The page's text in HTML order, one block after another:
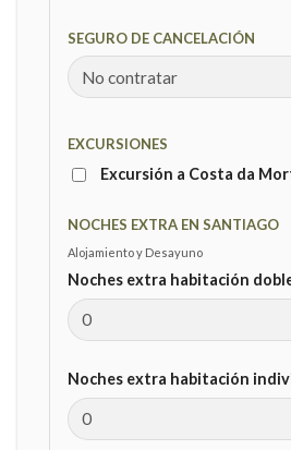
SEGURO DE CANCELACIÓN
EXCURSIONES
Excursión a Costa da
NOCHES EXTRA EN SANTIAGO
Alojamiento y Desayuno
Noches extra habitación
Noches extra habitación